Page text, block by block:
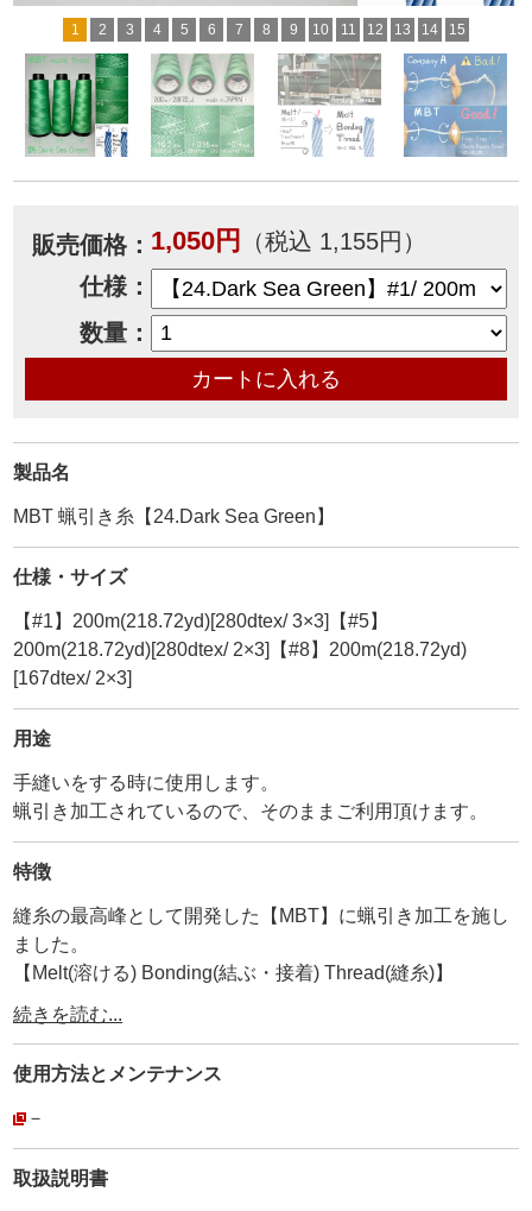
1 2 3 4 5 6 7 8 9 10 11 12 13 14 15
販売価格： 1,050円
（税込 1,155円）
仕様：
数量：
製品名
MBT 蝋引き糸【24.Dark Sea Green】
仕様・サイズ
【#1】200m(218.72yd)[280dtex/ 3×3]【#5】
200m(218.72yd)[280dtex/ 2×3]【#8】200m(218.72yd)
[167dtex/ 2×3]
用途
手縫いをする時に使用します。
蝋引き加工されているので、そのままご利用頂けます。
特徴
縫糸の最高峰として開発した【MBT】に蝋引き加工を施し
ました。
【Melt(溶ける) Bonding(結ぶ・接着) Thread(縫糸)】
・
ーMBTとはー
撚り加工の際、3本糸の中心に【熱融着糸(ボンド糸)】を入
れ込んだ後、熱処理する事で熱融着糸を溶かし、3本糸の
【中心から接着させる事に成功した】画期的な縫糸です。
(3枚目画像参照)
その為、撚りを開いても【形状記憶】の様に糸が元の撚り
続きを読む...
使用方法と メンテナンス
－
取扱説明書